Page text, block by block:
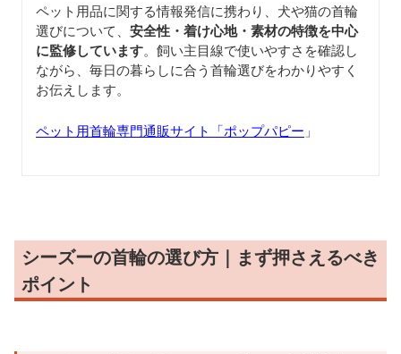
ペット用品に関する情報発信に携わり、犬や猫の首輪
選びについて、 安全性・着け心地・素材の特徴を中心
に監修しています。飼い主目線で使いやすさを確認し
ながら、毎日の暮らしに合う首輪選びをわかりやすく
お伝えします。
ペット用首輪専門通販サイト「ポップパピー 」
シーズーの首輪の選び方｜まず押さえるべき
ポイント